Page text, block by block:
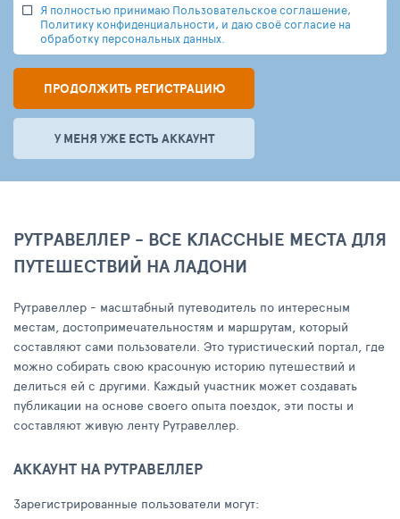
Я полностью принимаю Пользовательское соглашение,
Политику конфиденциальности, и даю своё согласие на
обработку персональных данных.
ПРОДОЛЖИТЬ РЕГИСТРАЦИЮ
У МЕНЯ УЖЕ ЕСТЬ АККАУНТ
РУТРАВЕЛЛЕР - ВСЕ КЛАССНЫЕ МЕСТА ДЛЯ
ПУТЕШЕСТВИЙ НА ЛАДОНИ
Рутравеллер - масштабный путеводитель по интересным
местам, достопримечательностям и маршрутам, который
составляют сами пользователи. Это туристический портал, где
можно собирать свою красочную историю путешествий и
делиться ей с другими. Каждый участник может создавать
публикации на основе своего опыта поездок, эти посты и
составляют живую ленту Рутравеллер.
АККАУНТ НА РУТРАВЕЛЛЕР
Зарегистрированные пользователи могут: